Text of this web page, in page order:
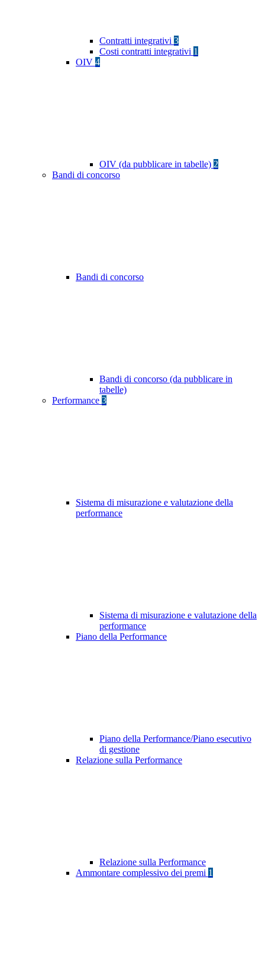
Contratti integrativi 3
Costi contratti integrativi 1
OIV 4
OIV (da pubblicare in tabelle) 2
Bandi di concorso
Bandi di concorso
Bandi di concorso (da pubblicare in
tabelle)
Performance 3
Sistema di misurazione e valutazione della
performance
Sistema di misurazione e valutazione della
performance
Piano della Performance
Piano della Performance/Piano esecutivo
di gestione
Relazione sulla Performance
Relazione sulla Performance
Ammontare complessivo dei premi 1